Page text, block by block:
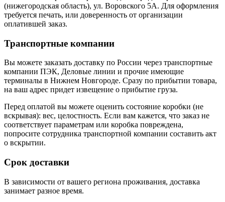
(нижегородская область), ул. Воровского 5А. Для оформления
требуется печать, или доверенность от организации
оплатившей заказ.
Транспортные компании
Вы можете заказать доставку по России через транспортные
компании ПЭК, Деловые линии и прочие имеющие
терминалы в Нижнем Новгороде. Сразу по прибытии товара,
на ваш адрес придет извещение о прибытие груза.
Перед оплатой вы можете оценить состояние коробки (не
вскрывая): вес, целостность. Если вам кажется, что заказ не
соответствует параметрам или коробка повреждена,
попросите сотрудника транспортной компании составить акт
о вскрытии.
Срок доставки
В зависимости от вашего региона проживания, доставка
занимает разное время.